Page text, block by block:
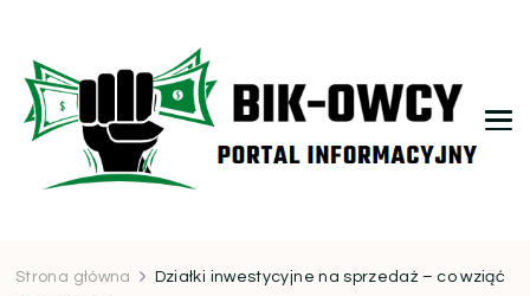
Strona główna
Działki inwestycyjne na sprzedaż – co wziąć